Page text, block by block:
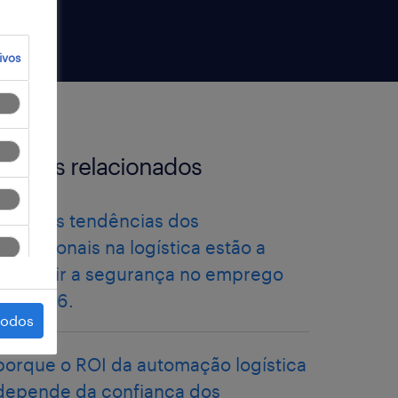
relacionados
as tendências dos
na logística estão a
redefinir a segurança no emprego
2026.
o ROI da automação logística
da confiança dos